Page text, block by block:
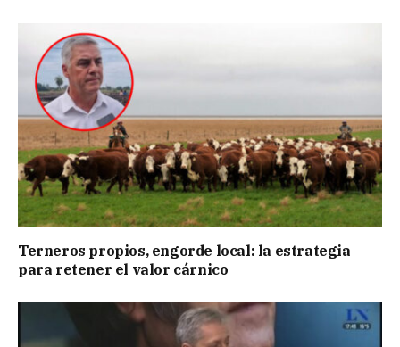
Terneros propios, engorde local: la estrategia
para retener el valor cárnico